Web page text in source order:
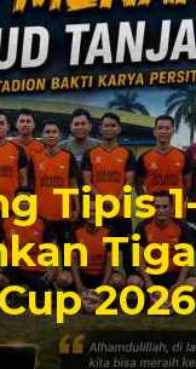
Tipis
2026